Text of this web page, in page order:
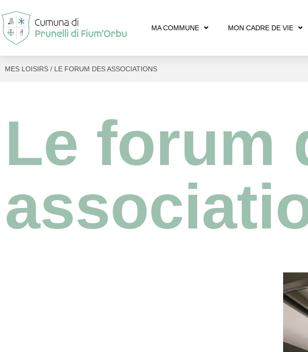
MA COMMUNE MON CADRE DE VIE
MES LOISIRS / LE FORUM DES ASSOCIATIONS
Le forum